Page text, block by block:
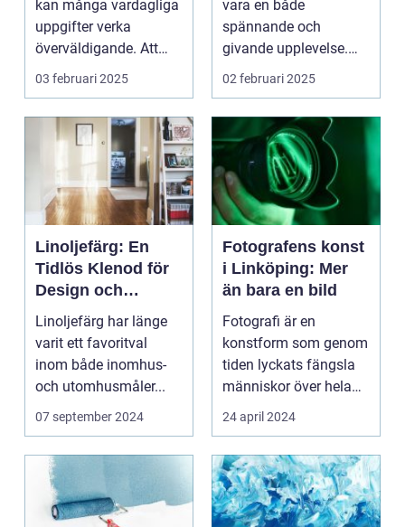
kan många vardagliga
uppgifter verka
överväldigande. Att
ordna...
03 februari 2025
vara en både
spännande och
givande upplevelse.
Det handlar inte b...
02 februari 2025
Linoljefärg: En
Tidlös Klenod för
Design och
Hållbarhet
Linoljefärg har länge
varit ett favoritval
inom både inomhus-
och utomhusmåler...
07 september 2024
Fotografens konst
i Linköping: Mer
än bara en bild
Fotografi är en
konstform som genom
tiden lyckats fängsla
människor över hela
v&...
24 april 2024